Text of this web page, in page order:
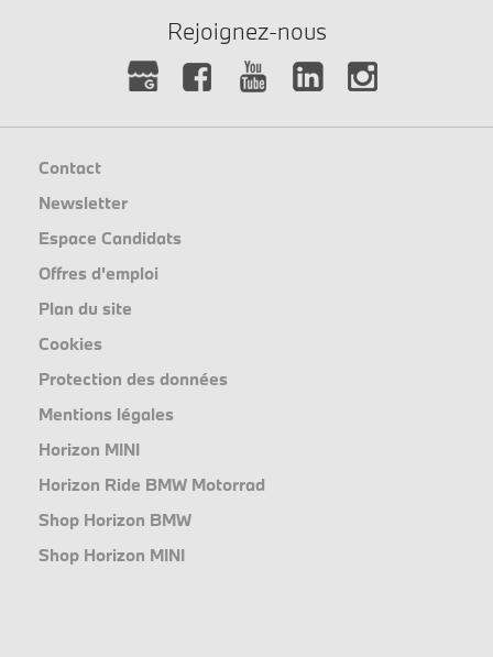
Rejoignez-nous
Contact
Newsletter
Espace Candidats
Offres d'emploi
Plan du site
Cookies
Protection des données
Mentions légales
Horizon MINI
Horizon Ride BMW Motorrad
Shop Horizon BMW
Shop Horizon MINI